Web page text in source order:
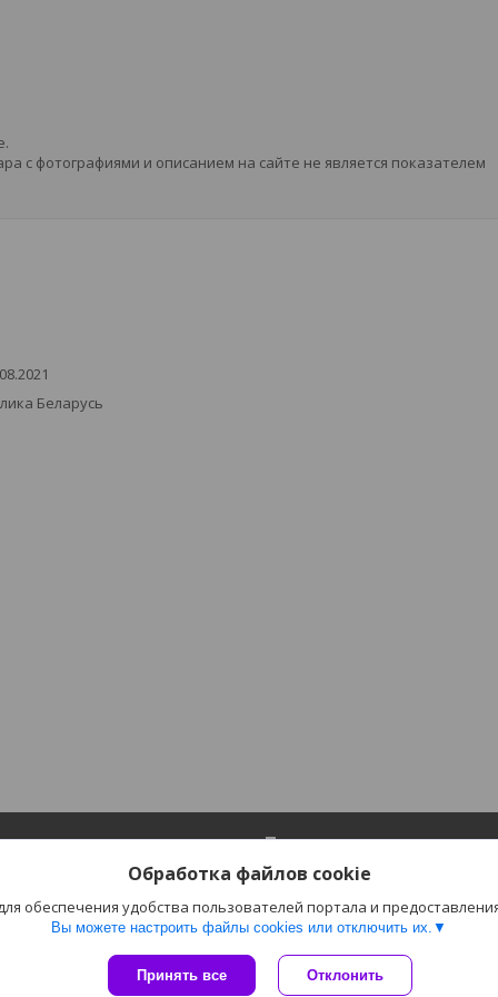
с фотографиями и описанием на сайте не является показателем
Беларусь
Полезное
Каталог
Отзывы
Сайт создан на платформе Deal.by
Обработка файлов cookie
обеспечения удобства пользователей портала и
Вы можете настроить файлы cookies или отключить их.
Принять все Отклонить